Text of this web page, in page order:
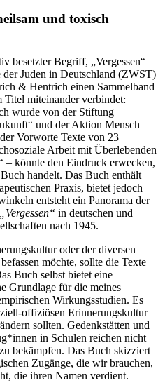
und toxisch
besetzter Begriff, „Vergessen“
Juden in Deutschland (ZWST)
& Hentrich einen Sammelband
miteinander verbindet:
wurde von der Stiftung
und der Aktion Mensch
Vorworte Texte von 23
Arbeit mit Überlebenden
– könnte den Eindruck erwecken,
handelt. Das Buch enthält
Praxis, bietet jedoch
entsteht ein Panorama der
„Vergessen“ in deutschen und
nach 1945.
oder der diversen
möchte, sollte die Texte
Buch selbst bietet eine
Grundlage für die meines
Wirkungsstudien. Es
offiziösen Erinnerungskultur
sollten. Gedenkstätten und
in Schulen reichen nicht
bekämpfen. Das Buch skizziert
Zugänge, die wir brauchen,
die ihren Namen verdient.